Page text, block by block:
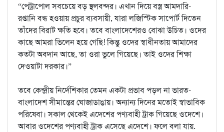
“পেট্রাপোল সবচেয়ে বড় স্থলবন্দর। এখান দিয়ে বস্ত্র আমদারি-
রপ্তানি বন্ধ হওয়ায় প্রচুর ব্যবসায়ী, যারা লজিস্টিক সাপোর্ট দিতেন
তাঁদের বিরাট ক্ষতি হবে। তবে বাংলাদেশেরও বোঝা উচিত। ওদের
কাছে আমরা ভিলেন হয়ে গেছি! কিন্তু ওদের স্বাধীনতায় আমাদের
কতটা অবদান আছে, তা ওরা ভুলে গিয়েছে। তাই ওদের শিক্ষা
দেওয়াটা দরকার।”
তবে কেন্দ্রীয় নির্দেশিকার তেমন একটা প্রভাব পড়ল না ভারত-
বাংলাদেশ সীমান্তের ঘোজাডাঙায়। অন্যান্য দিনের মতোই স্বাভাবিক
পরিষেবা। সকাল থেকেই এদেশের পণ্যবাহী ট্রাক গিয়েছে ওদেশে।
আবার ওদেশের পণ্যবাহী ট্রাক এসেছে এদেশে। ফলে বলা যায়.